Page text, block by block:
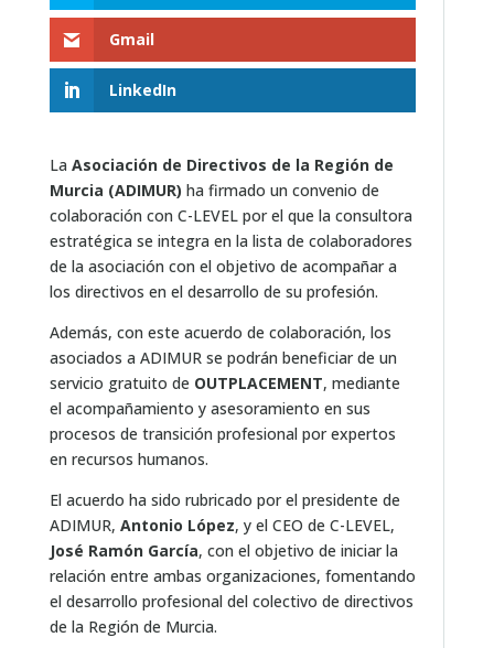
Gmail
LinkedIn
La Asociación de Directivos de la Región de
Murcia (ADIMUR) ha firmado un convenio de
colaboración con C-LEVEL por el que la consultora
estratégica se integra en la lista de colaboradores
de la asociación con el objetivo de acompañar a
los directivos en el desarrollo de su profesión.
Además, con este acuerdo de colaboración, los
asociados a ADIMUR se podrán beneficiar de un
servicio gratuito de OUTPLACEMENT, mediante
el acompañamiento y asesoramiento en sus
procesos de transición profesional por expertos
en recursos humanos.
El acuerdo ha sido rubricado por el presidente de
ADIMUR, Antonio López, y el CEO de C-LEVEL,
José Ramón García, con el objetivo de iniciar la
relación entre ambas organizaciones, fomentando
el desarrollo profesional del colectivo de directivos
de la Región de Murcia.